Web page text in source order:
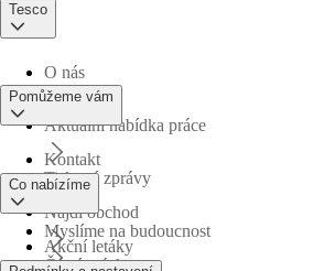
Tesco
O nás
Aktuální nabídka práce
Tiskové zprávy
Myslíme na budoucnost
Pomůžeme vám
Kontakt
Najdi obchod
Časté otázky
Co nabízíme
Akční letáky